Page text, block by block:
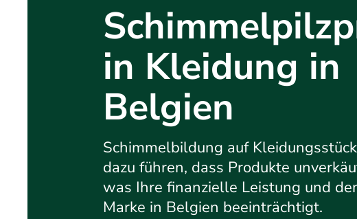
in Kleidung in
Belgien
Schimmelbildung auf
dazu führen, dass Produkte
was Ihre finanzielle Leistung und
Marke in Belgien beeinträchtigt.